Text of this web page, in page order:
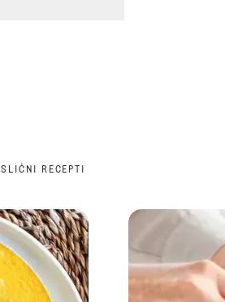
SLIČNI RECEPTI